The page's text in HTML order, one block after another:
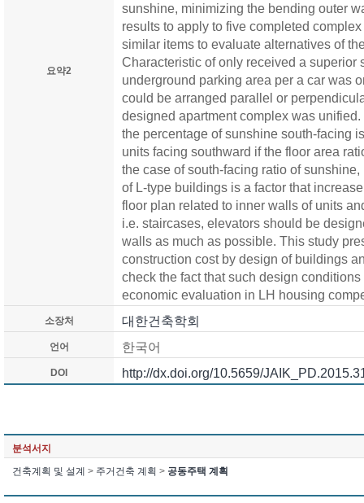
요약2
sunshine, minimizing the bending outer
results to apply to five completed
similar items to evaluate alternatives of
Characteristic of only received a superior
underground parking area per a car was
could be arranged parallel or
designed apartment complex was
the percentage of sunshine south-facing
units facing southward if the floor area
the case of south-facing ratio of
of L-type buildings is a factor that
floor plan related to inner walls of units
i.e. staircases, elevators should be
walls as much as possible. This study
construction cost by design of buildings
check the fact that such design
economic evaluation in LH housing
소장처 대한건축학회
언어 한국어
DOI http://dx.doi.org/10.5659/
분석서지
건축계획 및 설계 > 주거건축 계획 > 공동주택 계획